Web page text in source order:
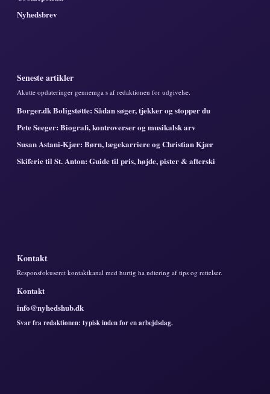
Nyhedsbrev
Seneste artikler
Akutte opdateringer gennemga s af redaktionen for udgivelse.
Borger.dk Boligstøtte: Sådan søger, tjekker og stopper du
Pete Seeger: Biografi, kontroverser og musikalsk arv
Susan Astani-Kjær: Børn, lægekarriere og Christian Kjær
Skiferie til St. Anton: Guide til pris, højde, pister & afterski
Kontakt
Responsfokuseret kontaktkanal med hurtig ha ndtering af tips og rettelser.
Kontakt
info@nyhedshub.dk
Svar fra redaktionen: typisk inden for en arbejdsdag.